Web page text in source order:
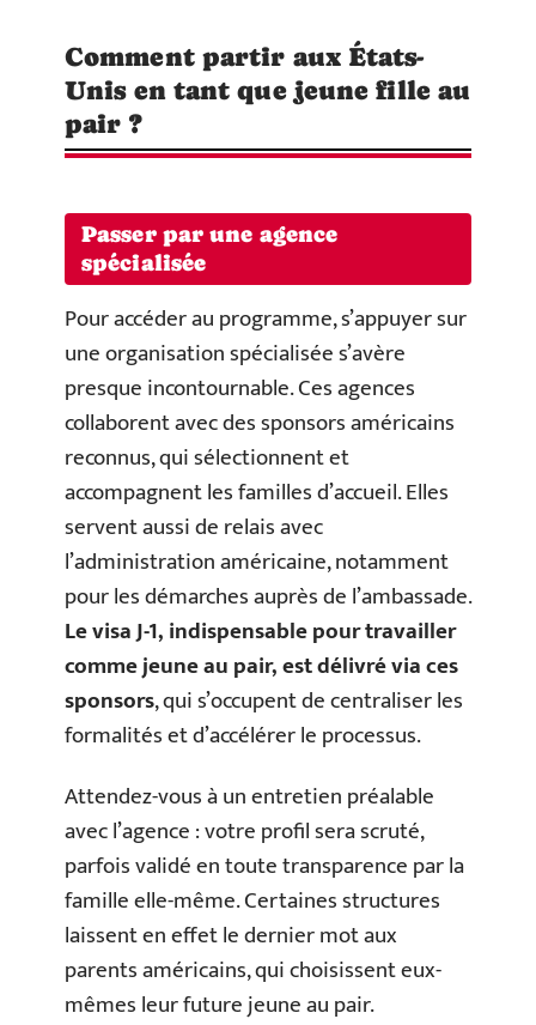
Comment partir aux États-
Unis en tant que jeune fille au
pair ?
Passer par une agence
spécialisée
Pour accéder au programme, s’appuyer sur
une organisation spécialisée s’avère
presque incontournable. Ces agences
collaborent avec des sponsors américains
reconnus, qui sélectionnent et
accompagnent les familles d’accueil. Elles
servent aussi de relais avec
l’administration américaine, notamment
pour les démarches auprès de l’ambassade.
Le visa J-1, indispensable pour travailler
comme jeune au pair, est délivré via ces
sponsors, qui s’occupent de centraliser les
formalités et d’accélérer le processus.
Attendez-vous à un entretien préalable
avec l’agence : votre profil sera scruté,
parfois validé en toute transparence par la
famille elle-même. Certaines structures
laissent en effet le dernier mot aux
parents américains, qui choisissent eux-
mêmes leur future jeune au pair.